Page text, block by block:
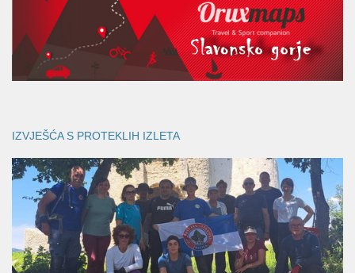
IZVJEŠĆA S PROTEKLIH IZLETA